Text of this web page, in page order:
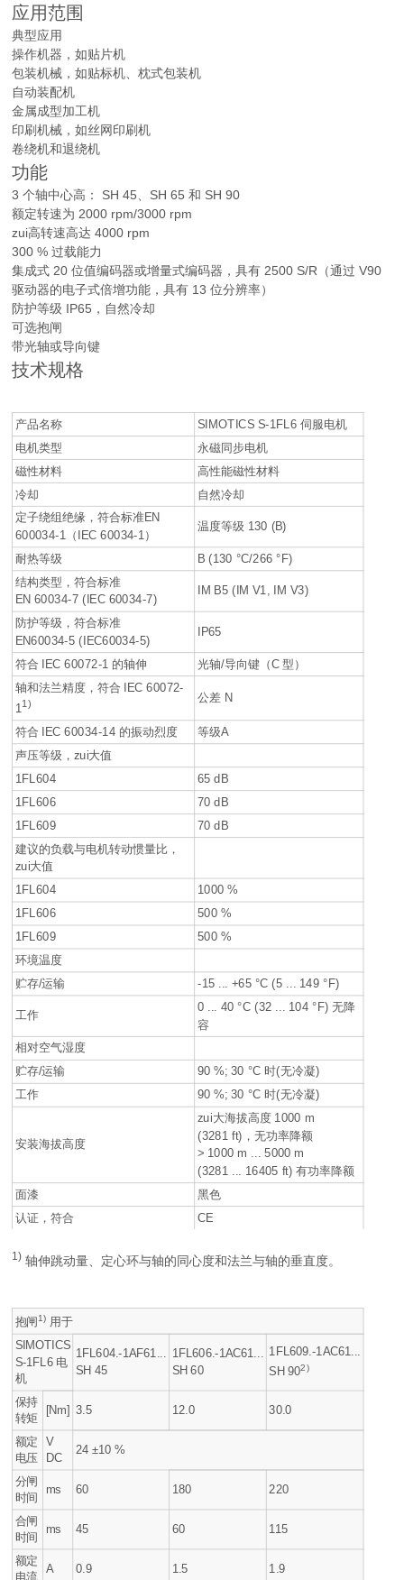
应用范围
典型应用
操作机器，如贴片机
包装机械，如贴标机、枕式包装机
自动装配机
金属成型加工机
印刷机械，如丝网印刷机
卷绕机和退绕机
功能
3 个轴中心高： SH 45、SH 65 和 SH 90
额定转速为 2000 rpm/3000 rpm
zui高转速高达 4000 rpm
300 % 过载能力
集成式 20 位值编码器或增量式编码器，具有 2500 S/R（通过 V90
驱动器的电子式倍增功能，具有 13 位分辨率）
防护等级 IP65，自然冷却
可选抱闸
带光轴或导向键
技术规格
产品名称 SIMOTICS S-1FL6 伺服电机
电机类型
永磁同步电机
磁性材料
高性能磁性材料
冷却
自然冷却
定子绕组绝缘，符合标准EN
600034-1（IEC 60034-1）
温度等级 130 (B)
耐热等级
B (130 °C/266 °F)
结构类型，符合标准
EN 60034-7 (IEC 60034-7)
IM B5 (IM V1, IM V3)
防护等级，符合标准
EN60034-5 (IEC60034-5)
IP65
符合 IEC 60072-1 的轴伸 光轴/导向键（C 型）
轴和法兰精度，符合 IEC 60072-
1 1) 公差 N
符合 IEC 60034-14 的振动烈度
等级A
声压等级，zui大值
1FL604
65 dB
1FL606
70 dB
1FL609
70 dB
建议的负载与电机转动惯量比，
zui大值
1FL604
1000 %
1FL606
500 %
1FL609
500 %
环境温度
贮存/运输 -15 ... +65 °C (5 ... 149 °F)
工作
0 ... 40 °C (32 ... 104 °F) 无降
容
相对空气湿度
贮存/运输
90 %; 30 °C 时(无冷凝)
工作 90 %; 30 °C 时(无冷凝)
安装海拔高度
zui大海拔高度 1000 m
(3281 ft)，无功率降额
> 1000 m ... 5000 m
(3281 ... 16405 ft) 有功率降额
面漆
黑色
认证，符合 CE
1) 轴伸跳动量、定心环与轴的同心度和法兰与轴的垂直度。
抱闸1) 用于
SIMOTICS
S-1FL6 电
机
1FL604.-1AF61...
SH 45
1FL606.-1AC61...
SH 60
1FL609.-1AC61...
SH 902)
保持
转矩
[Nm] 3.5 12.0 30.0
额定
电压
V
DC
24 ±10 %
分闸
时间
ms 60 180 220
合闸
时间
ms 45 60 115
额定
电流
A 0.9 1.5 1.9